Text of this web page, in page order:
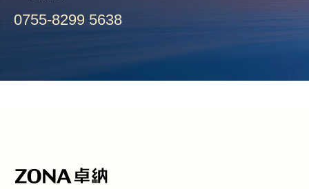
0755-8299 5638